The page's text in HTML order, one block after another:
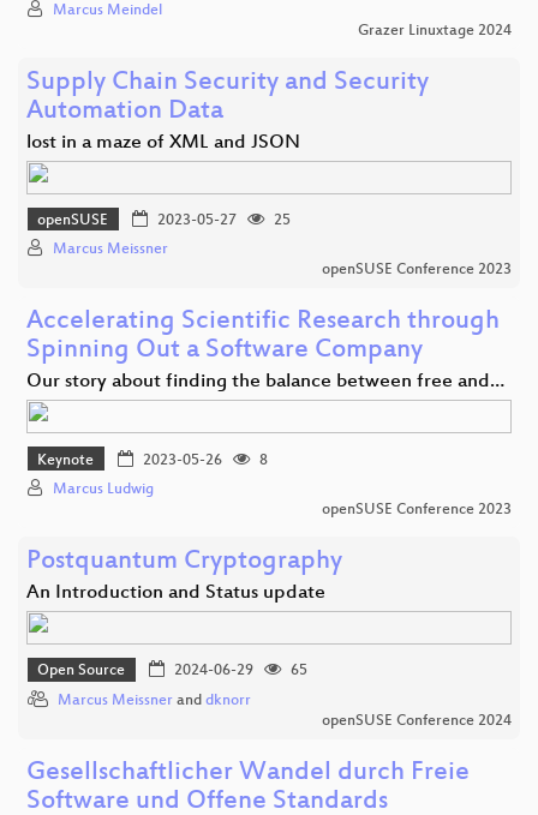
Marcus Meindel
Grazer Linuxtage 2024
Supply Chain Security and Security
Automation Data
lost in a maze of XML and JSON
openSUSE 2023-05-27
25
Marcus Meissner
openSUSE Conference 2023
Accelerating Scientific Research through
Spinning Out a Software Company
Our story about finding the balance between free and…
Keynote 2023-05-26
8
Marcus Ludwig
openSUSE Conference 2023
Postquantum Cryptography
An Introduction and Status update
Open Source 2024-06-29
65
Marcus Meissner and dknorr
openSUSE Conference 2024
Gesellschaftlicher Wandel durch Freie
Software und Offene Standards